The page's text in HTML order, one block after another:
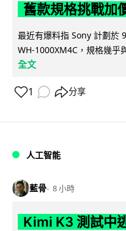
舊款規格挑戰加
最近有爆料指 Sony 計劃於
WH-1000XM4C，規格幾乎
全文
1 分享
人工智能
藍骨 8 小時
Kimi K3 測試中